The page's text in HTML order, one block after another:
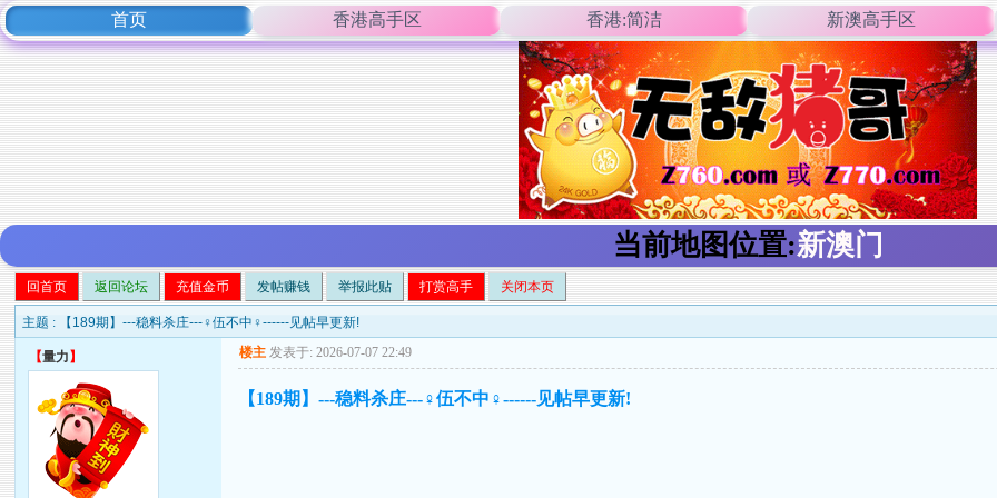
首页 香港高手区 香港:简洁 新澳高手区
当前地图位置:新澳门
回首页 返回论坛 充值金币 发帖赚钱 举报此贴 打赏高手 关闭本页
主题 : 【189期】---稳料杀庄---♀伍不中♀------见帖早更新!
【量力 】 楼主 发表于: 2026-07-07 22:49
【189期】---稳料杀庄---♀伍不中♀------见帖早更新!